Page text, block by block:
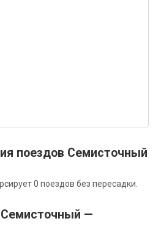
поездов Семисточный
0 поездов без пересадки.
—